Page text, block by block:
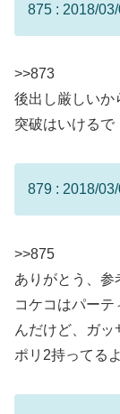
875 : 2018/
>>873
後出し厳しいか
突破はいけるで
879 : 2018/
>>875
ありがとう、参
コケコはパー
んだけど、ガ
ポリ2持ってる